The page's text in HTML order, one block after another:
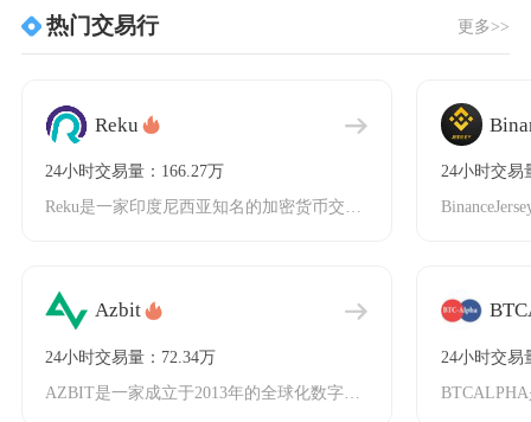
热门交易行 更多>>
Reku
24小时交易量：166.27万
Azbit
24小时交易量：72.34万
24小时交易
24小时交易